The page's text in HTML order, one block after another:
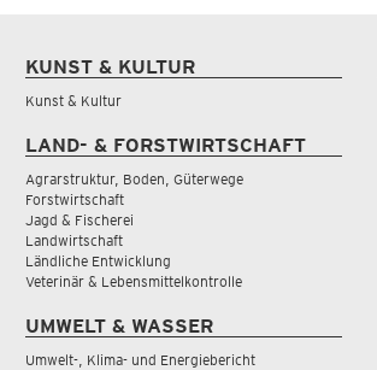
KUNST & KULTUR
Kunst & Kultur
LAND- & FORSTWIRTSCHAFT
Agrarstruktur, Boden, Güterwege
Forstwirtschaft
Jagd & Fischerei
Landwirtschaft
Ländliche Entwicklung
Veterinär & Lebensmittelkontrolle
UMWELT & WASSER
Umwelt-, Klima- und Energiebericht